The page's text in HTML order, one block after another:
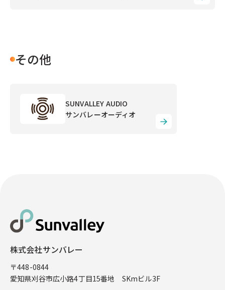
その他
SUNVALLEY AUDIO
サンバレーオーディオ
株式会社サンバレー
〒448-0844
愛知県刈谷市広小路4丁目15番地 SKmビル3F